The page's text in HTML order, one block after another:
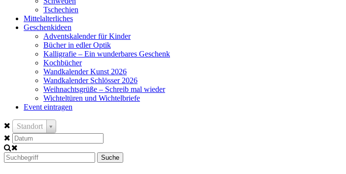
Tschechien
Mittelalterliches
Geschenkideen
Adventskalender für Kinder
Bücher in edler Optik
Kalligrafie – Ein wunderbares Geschenk
Kochbücher
Wandkalender Kunst 2026
Wandkalender Schlösser 2026
Weihnachtsgrüße – Schreib mal wieder
Wichteltüren und Wichtelbriefe
Event eintragen
Standort
Suche